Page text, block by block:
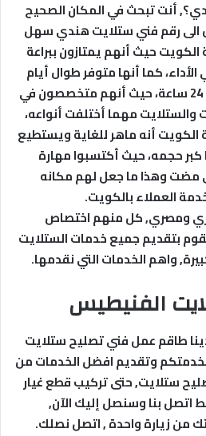
أنت تبحث في المكان الصحيح
الى رقم فني ستلايت هندي سهل
حيث أنهم يمتازون ببراعة
كما أنها متوفر طوال أيام
الأسبوع وأيضا متوفر خلال 24 ساعة، حيث أنهم متخصصون في
والستلايت مهما أختلفت أنواعه،
أنه ماهر للغاية ويستطيع
حجمه، حيث أكتسبوا مهارة
مضت وهذا ما جعل لهم مكانه
العملاء بالكويت.
ومصري, كل منهم اختصاص
بتقديم جميع خدمات الستلايت
واهم الخدمات التي نقدمها.
الفنيطيس
طاقم عمل فني تصليح ستلايت
وتقديم افضل الخدمات من
ستلايت, حتى تركيب قطع غيار
اتصل بنا وسنصل إليك الآن,
من زيارة واحدة , اتصل نصلك.